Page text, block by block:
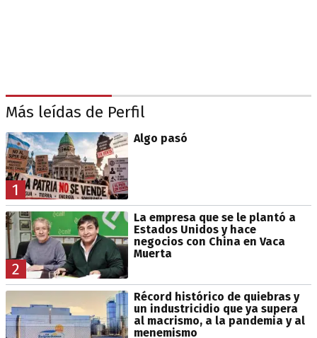
Más leídas de Perfil
1
Algo pasó
2
La empresa que se le plantó a
Estados Unidos y hace
negocios con China en Vaca
Muerta
Récord histórico de quiebras y
un industricidio que ya supera
al macrismo, a la pandemia y al
menemismo